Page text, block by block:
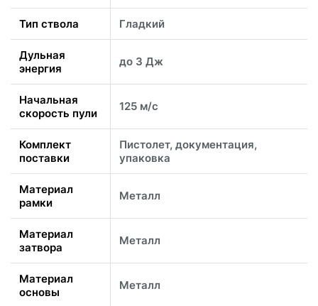
Тип ствола Гладкий
Дульная
энергия
до 3 Дж
Начальная
скорость пули
125 м/с
Комплект
поставки
Пистолет, документация,
упаковка
Материал
рамки
Металл
Материал
затвора
Металл
Материал
основы
Металл